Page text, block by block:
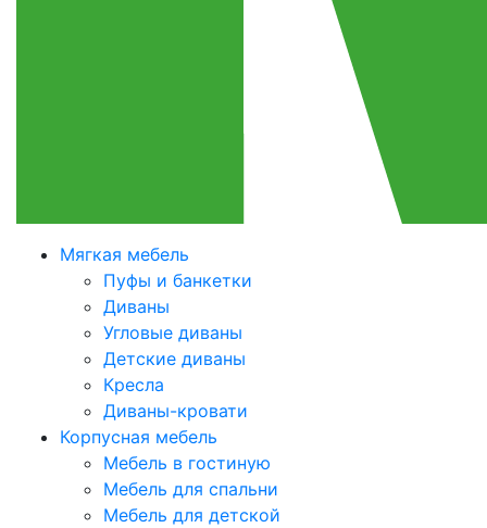
Мягкая мебель
Пуфы и банкетки
Диваны
Угловые диваны
Детские диваны
Кресла
Диваны-кровати
Корпусная мебель
Мебель в гостиную
Мебель для спальни
Мебель для детской